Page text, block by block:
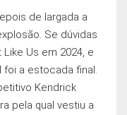
de largada a
Se dúvidas
Us em 2024, e
a estocada final.
Kendrick
pela qual vestiu a